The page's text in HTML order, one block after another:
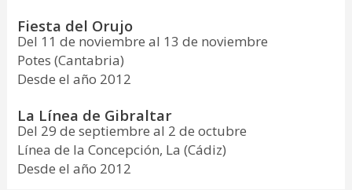
Fiesta del Orujo
Del 11 de noviembre al 13 de noviembre
Potes (Cantabria)
Desde el año 2012
La Línea de Gibraltar
Del 29 de septiembre al 2 de octubre
Línea de la Concepción, La (Cádiz)
Desde el año 2012